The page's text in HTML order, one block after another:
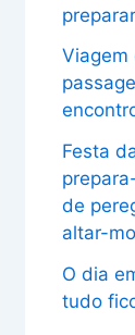
Viagem
Festa
de
altar-
O dia
tudo